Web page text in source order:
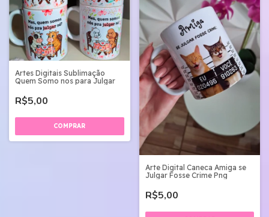
Artes Digitais Sublimação
Quem Somo nos para Julgar
R$5,00
Arte Digital Caneca Amiga se
Julgar Fosse Crime Png
R$5,00